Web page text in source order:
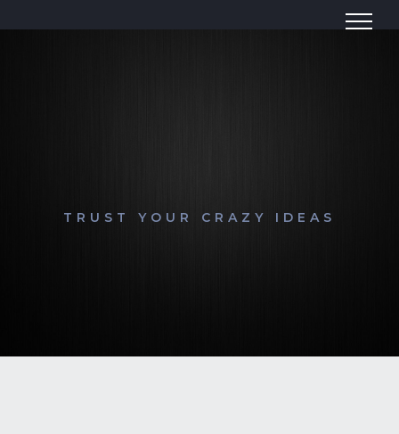
TRUST YOUR CRAZY IDEAS